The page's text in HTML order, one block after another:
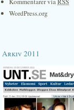
WordPress.org
Arkiv 2011